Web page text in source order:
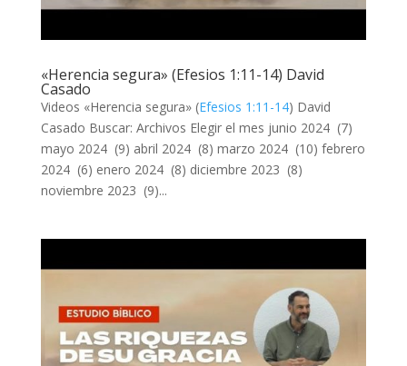
«Herencia segura» (Efesios 1:11-14) David
Casado
Videos «Herencia segura» (Efesios 1:11-14) David
Casado Buscar: Archivos Elegir el mes junio 2024 (7)
mayo 2024 (9) abril 2024 (8) marzo 2024 (10) febrero
2024 (6) enero 2024 (8) diciembre 2023 (8)
noviembre 2023 (9)...